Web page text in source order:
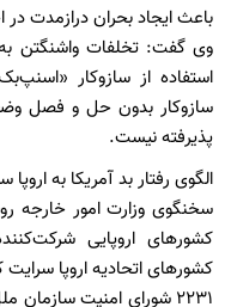
باعث ایجاد بحران درازمدت
وی گفت: تخلفات واشنگتن
استفاده از سازوکار
سازوکار بدون حل و فصل
پذیرفته نیست.
الگوی رفتار بد آمریکا به اروپا
سخنگوی وزارت امور خارجه
کشورهای اروپایی
کشورهای اتحادیه اروپا
۲۲۳۱ شورای امنیت